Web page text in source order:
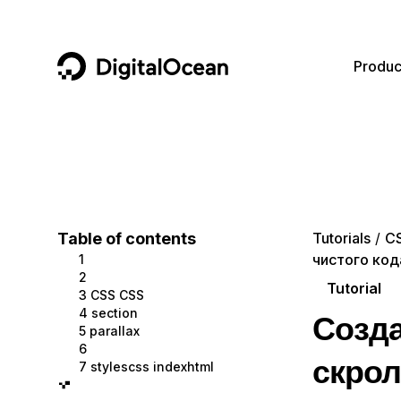
DigitalOcean
Containers and Images
Managed Databases
Management and Dev Tools
Networking
Security
Data and IoT
Developer Tools
Gaming and Media
Hosting
Security and Networking
Developer Tools
Get Involved
Utilities and Help
Table of contents
1
2
3 CSS CSS
4 section
5 parallax
6
7 stylescss indexhtml
Tutorials
чистого
Tutorial